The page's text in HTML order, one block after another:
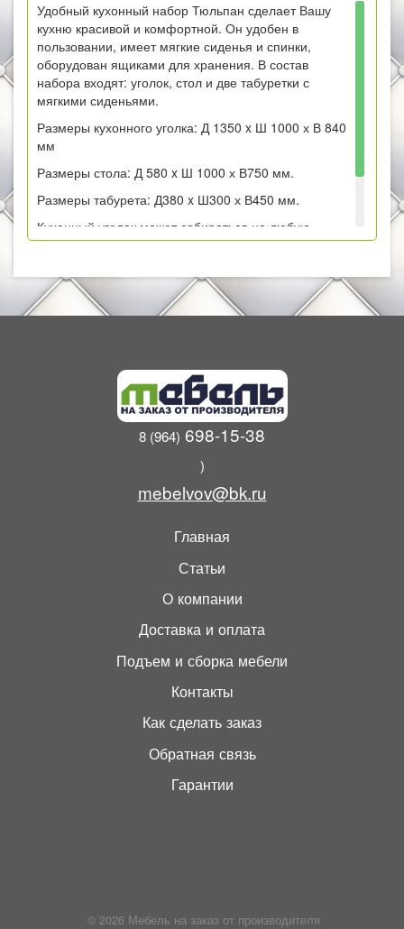
Удобный кухонный набор Тюльпан сделает Вашу
кухню красивой и комфортной. Он удобен в
пользовании, имеет мягкие сиденья и спинки,
оборудован ящиками для хранения. В состав
набора входят: уголок, стол и две табуретки с
мягкими сиденьями.
Размеры кухонного уголка: Д 1350 x Ш 1000 х В 840
мм
Размеры стола: Д 580 x Ш 1000 х В750 мм.
Размеры табурета: Д380 x Ш300 х В450 мм.
Кухонный уголок может собираться на любую
сторону.
8 (964) 698-15-38
)
mebelvov@bk.ru
Главная
Статьи
О компании
Доставка и оплата
Подъем и сборка мебели
Контакты
Как сделать заказ
Обратная связь
Гарантии
© 2026 Мебель на заказ от производителя